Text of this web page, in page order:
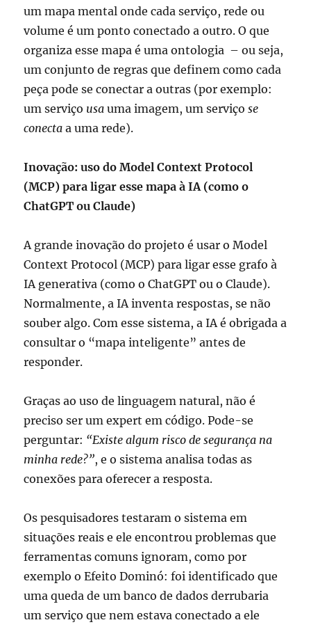
um mapamental onde cada serviço, rede ou
volume é um ponto conectado a outro. O que
organiza esse mapa é uma ontologia – ou seja,
um conjunto de regras que definem como cada
peça pode se conectar a outras (por exemplo:
um serviço usa uma imagem, um serviçose
conecta a uma rede).
Inovação: uso doModel Context Protocol
(MCP) para ligar esse mapa à IA (como o
ChatGPT ou Claude)
A grande inovação do projeto é usar o Model
Context Protocol (MCP) para ligar esse grafo à
IA generativa (como o ChatGPT ou o Claude).
Normalmente, a IA inventa respostas, se não
souber algo. Com esse sistema, a IA é obrigada a
consultar o “mapa inteligente” antes de
responder.
Graças ao uso de linguagem natural, não é
preciso ser um expert em código. Pode-se
perguntar: “Existe algum risco de segurança na
minha rede?”, e o sistema analisa todas as
conexões para oferecer a resposta.
Os pesquisadores testaram o sistema em
situações reais e ele encontrou problemas que
ferramentas comuns ignoram, como por
exemplo oEfeito Dominó: foi identificado que
uma queda de um banco de dados derrubaria
um serviço que nem estava conectado a ele